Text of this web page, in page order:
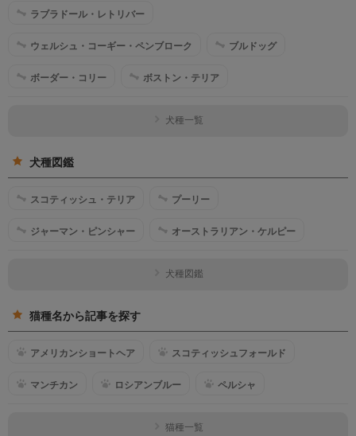
ラブラドール・レトリバー
ウェルシュ・コーギー・ペンブローク ブルドッグ
ボーダー・コリー ボストン・テリア
犬種一覧
犬種図鑑
スコティッシュ・テリア プーリー
ジャーマン・ピンシャー オーストラリアン・ケルピー
犬種図鑑
猫種名から記事を探す
アメリカンショートヘア スコティッシュフォールド
マンチカン ロシアンブルー ペルシャ
猫種一覧